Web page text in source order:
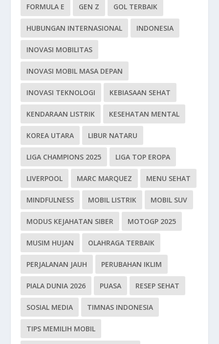
FORMULA E GEN Z GOL TERBAIK
HUBUNGAN INTERNASIONAL INDONESIA
INOVASI MOBILITAS
INOVASI MOBIL MASA DEPAN
INOVASI TEKNOLOGI KEBIASAAN SEHAT
KENDARAAN LISTRIK KESEHATAN MENTAL
KOREA UTARA LIBUR NATARU
LIGA CHAMPIONS 2025 LIGA TOP EROPA
LIVERPOOL MARC MARQUEZ MENU SEHAT
MINDFULNESS MOBIL LISTRIK MOBIL SUV
MODUS KEJAHATAN SIBER MOTOGP 2025
MUSIM HUJAN OLAHRAGA TERBAIK
PERJALANAN JAUH PERUBAHAN IKLIM
PIALA DUNIA 2026 PUASA RESEP SEHAT
SOSIAL MEDIA TIMNAS INDONESIA
TIPS MEMILIH MOBIL